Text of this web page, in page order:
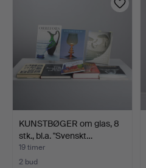
KUNSTBØGER om glas, 8
stk., bl.a. "Svenskt…
19 timer
2 bud